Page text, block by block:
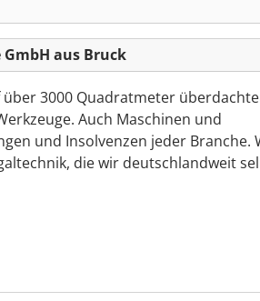
aus Bruck
3000 Quadratmeter
Auch Maschinen und
und Insolvenzen jeder Branche.
die wir deutschlandweit